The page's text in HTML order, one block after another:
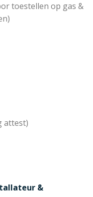
toestellen op gas &
attest)
&